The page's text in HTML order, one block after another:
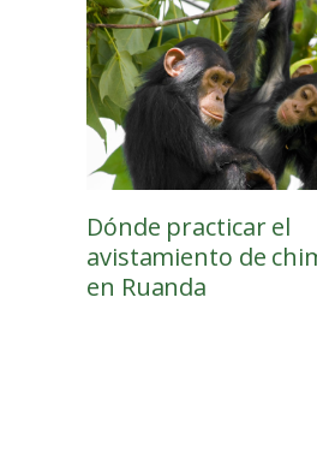
Dónde practicar el
avistamiento de
en Ruanda